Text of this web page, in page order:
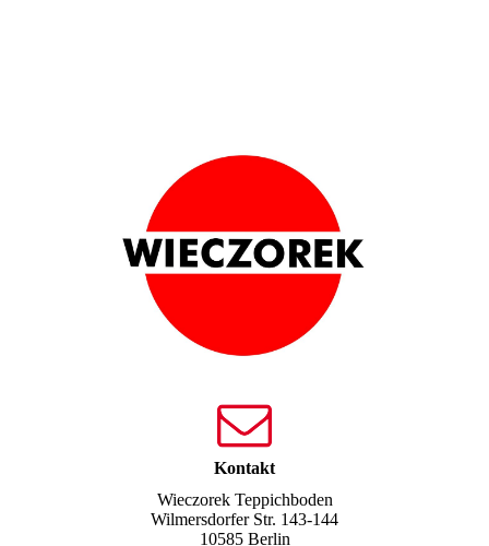
Kontakt
Wieczorek Teppichboden
Wilmersdorfer Str. 143-144
10585 Berlin